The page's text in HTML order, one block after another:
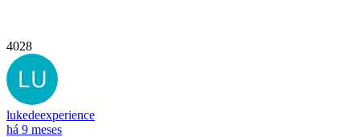
4028
lukedeexperience
há 9 meses